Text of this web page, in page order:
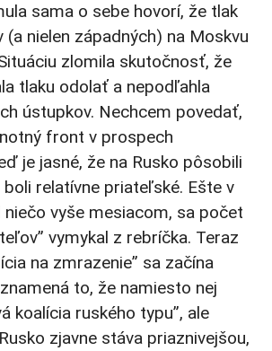
sama o sebe hovorí, že tlak
(a nielen západných) na Moskvu
zlomila skutočnosť, že
tlaku odolať a nepodľahla
ústupkov. Nechcem povedať,
front v prospech
je jasné, že na Rusko pôsobili
relatívne priateľské. Ešte v
vyše mesiacom, sa počet
vymykal z rebríčka. Teraz
na zmrazenie” sa začína
to, že namiesto nej
koalícia ruského typu”, ale
zjavne stáva priaznivejšou,